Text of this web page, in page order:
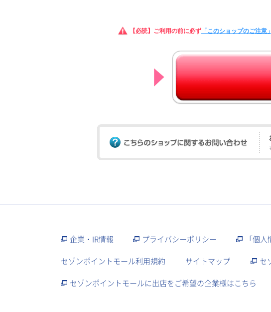
【必読】ご利用の前に必ず 「このショップのご注意」
企業・IR情報 プライバシーポリシー 「個
セゾンポイントモール利用規約
サイトマップ セ
セゾンポイントモールに出店をご希望の企業様はこちら